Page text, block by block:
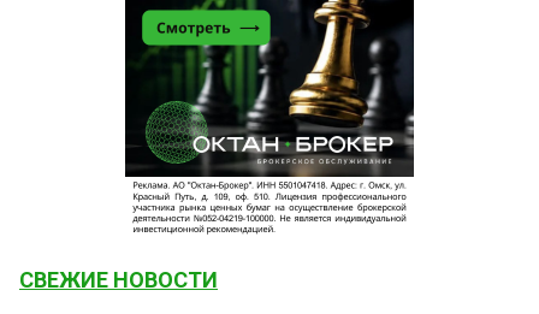
СВЕЖИЕ НОВОСТИ